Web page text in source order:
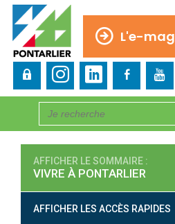
L'e-mag
AFFICHER LE SOMMAIRE :
VIVRE À PONTARLIER
AFFICHER LES ACCÈS RAPIDES